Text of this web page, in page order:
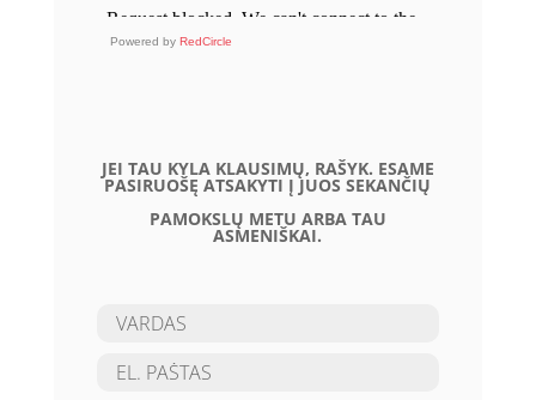
Powered by RedCircle
JEI TAU KYLA KLAUSIMŲ, RAŠYK. ESAME
PASIRUOŠĘ ATSAKYTI Į JUOS SEKANČIŲ
PAMOKSLŲ METU ARBA TAU
ASMENIŠKAI.